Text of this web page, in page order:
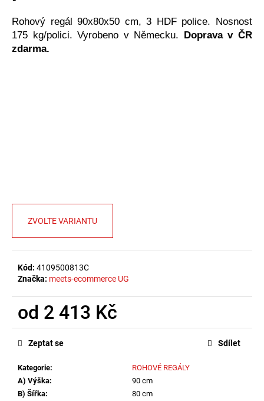
Rohový regál 90x80x50 cm, 3 HDF police. Nosnost
175 kg/polici. Vyrobeno v Německu. Doprava v ČR
zdarma.
ZVOLTE VARIANTU
Kód: 4109500813C
Značka: meets-ecommerce UG
od 2 413 Kč
Měrná
Kategorie:
ROHOVÉ REGÁLY
A) Výška:
90 cm
B) Šířka:
80 cm
Zeptat se Sdílet
u
j
e
m